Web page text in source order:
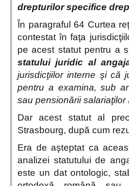
drepturilor specifice
În paragraful 64 Curtea
contestat în faţa
pe acest statut pentru a
statului juridic al
jurisdicţiilor interne şi că
pentru a examina, sub
sau pensionării salariaţilor
Dar acest statut al
Strasbourg, după cum
Era de aşteptat ca
analizei statutului de
este un dat ontologic,